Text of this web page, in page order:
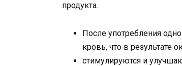
продукта.
После употребления
кровь, что в результате
стимулируются и